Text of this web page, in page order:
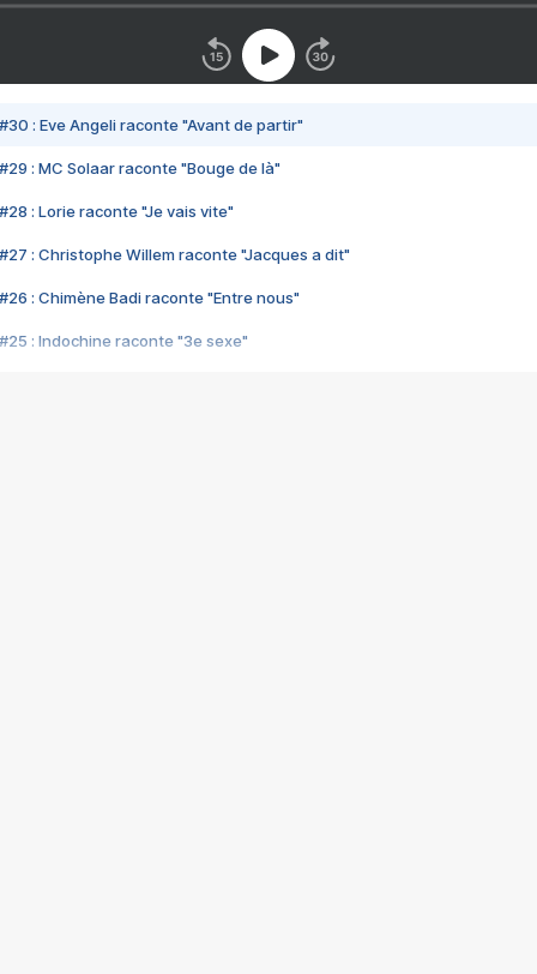
#30 : Eve Angeli raconte "Avant de partir"
#29 : MC Solaar raconte "Bouge de là"
#28 : Lorie raconte "Je vais vite"
#27 : Christophe Willem raconte "Jacques a dit"
#26 : Chimène Badi raconte "Entre nous"
#25 : Indochine raconte "3e sexe"